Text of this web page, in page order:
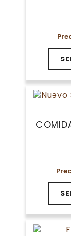
en
la
de
Este
tiene
se
Este
tiene